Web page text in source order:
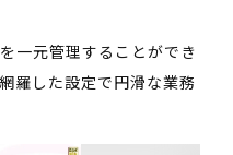
一元管理することができ
羅した設定で円滑な業務